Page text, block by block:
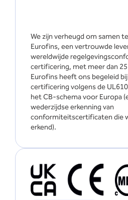
We zijn verheugd om samen
Eurofins, een vertrouwde
wereldwijde
certificering, met meer dan 25
Eurofins heeft ons begeleid
certificering volgens de
het CB-schema voor Europa
wederzijdse erkenning van
conformiteitscertificaten die
erkend).